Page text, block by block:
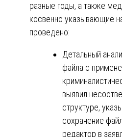
разные годы, а также
косвенно указывающие
проведено:
Детальный
файла с
выявил
структуре,
сохранение
редактор в